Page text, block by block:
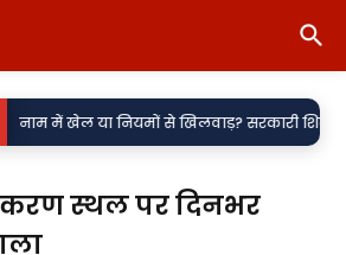
से खिलवाड़? सरकारी शिलापट्टों पर 'किरन' के
स्थल पर दिनभर